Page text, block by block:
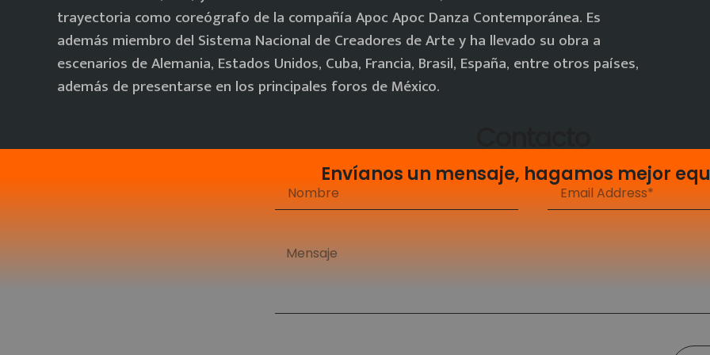
trayectoria como coreógrafo de la compañía Apoc Apoc Danza Contemporánea. Es
además miembro del Sistema Nacional de Creadores de Arte y ha llevado su obra a
escenarios de Alemania, Estados Unidos, Cuba, Francia, Brasil, España, entre otros países,
además de presentarse en los principales foros de México.
Envíanos un mensaje, hagamos mejor